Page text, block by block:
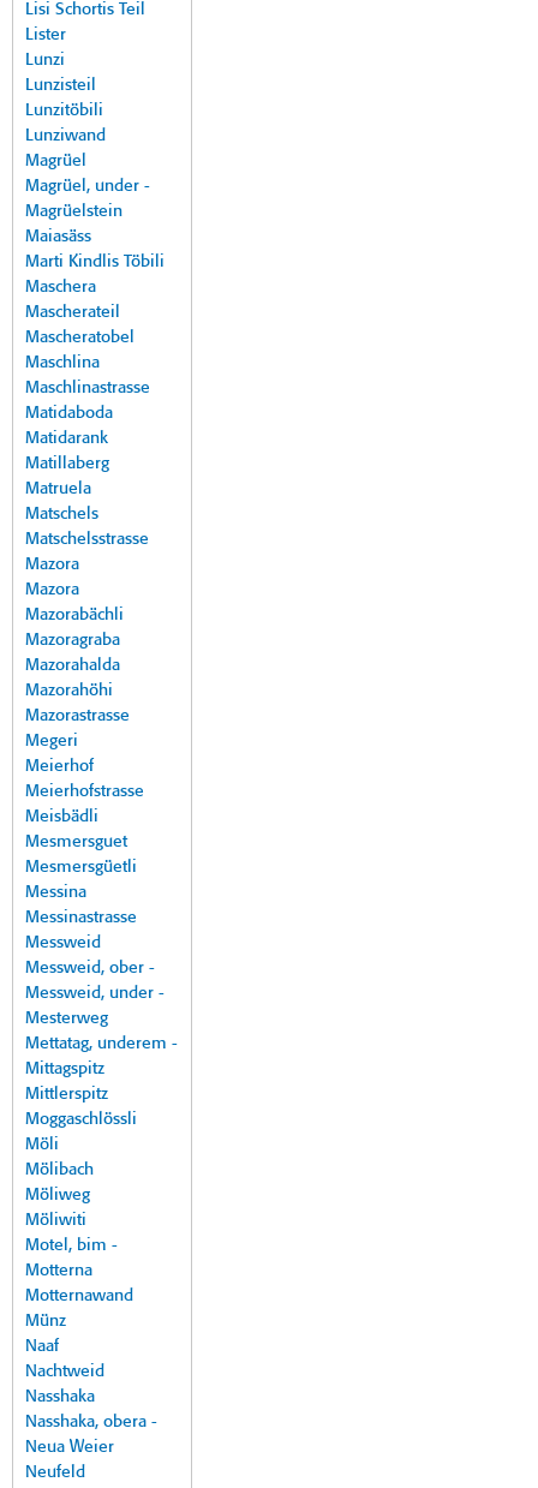
Lisi Schortis Teil
Lister
Lunzi
Lunzisteil
Lunzitöbili
Lunziwand
Magrüel
Magrüel, under -
Magrüelstein
Maiasäss
Marti Kindlis Töbili
Maschera
Mascherateil
Mascheratobel
Maschlina
Maschlinastrasse
Matidaboda
Matidarank
Matillaberg
Matruela
Matschels
Matschelsstrasse
Mazora
Mazora
Mazorabächli
Mazoragraba
Mazorahalda
Mazorahöhi
Mazorastrasse
Megeri
Meierhof
Meierhofstrasse
Meisbädli
Mesmersguet
Mesmersgüetli
Messina
Messinastrasse
Messweid
Messweid, ober -
Messweid, under -
Mesterweg
Mettatag, underem -
Mittagspitz
Mittlerspitz
Moggaschlössli
Möli
Mölibach
Möliweg
Möliwiti
Motel, bim -
Motterna
Motternawand
Münz
Naaf
Nachtweid
Nasshaka
Nasshaka, obera -
Neua Weier
Neufeld